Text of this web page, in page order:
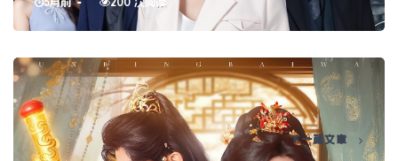
5月前 200 次阅读
下一篇文章